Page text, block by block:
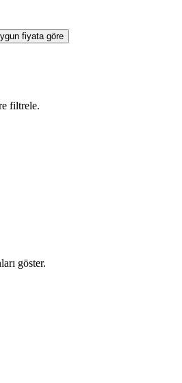
fiyata göre
filtrele.
göster.